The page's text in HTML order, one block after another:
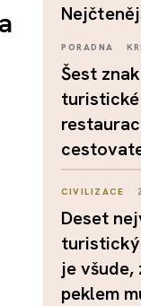
PORADNA
Šest
CIVILIZACE
Deset
je všude,
peklem